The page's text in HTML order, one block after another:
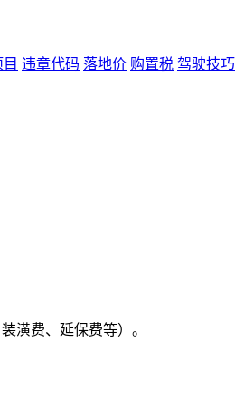
违章代码 落地价 购置税 驾驶技巧
潢费、延保费等）。